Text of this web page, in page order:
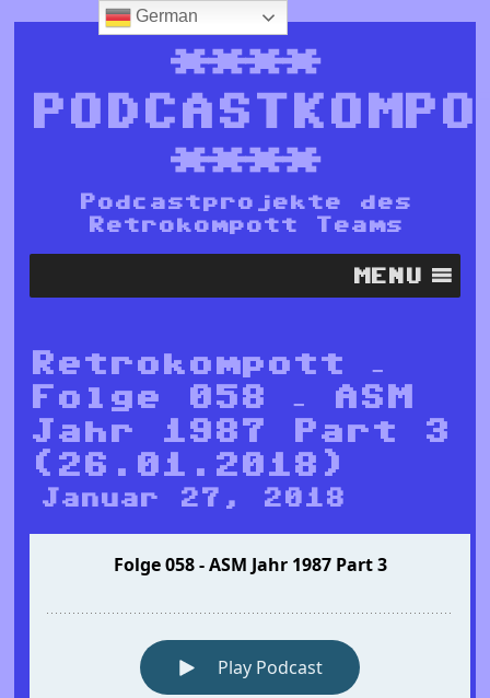
****
****
Podcastprojekte des
Retrokompott Teams
MENU
Retrokompott –
Folge 058 – ASM
Jahr 1987 Part 3
(26.01.2018)
Januar 27, 2018
German